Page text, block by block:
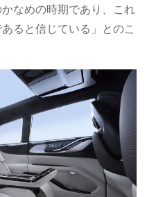
なめの時期であり、これ
ると信じている」とのこ